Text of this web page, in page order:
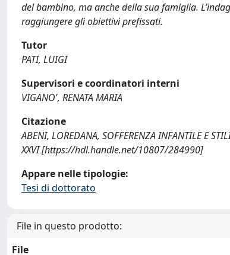
del bambino, ma anche della sua famiglia.
raggiungere gli obiettivi prefissati.
Tutor
PATI, LUIGI
Supervisori e coordinatori interni
VIGANO', RENATA MARIA
Citazione
ABENI, LOREDANA, SOFFERENZA INFANTILE E
XXVI [https://hdl.handle.net/10807/284990]
Appare nelle tipologie:
Tesi di dottorato
File in questo prodotto:
File